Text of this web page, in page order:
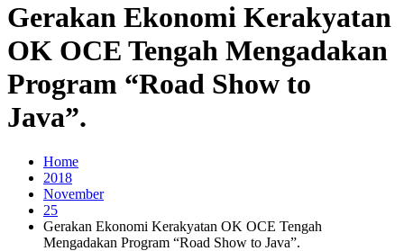
Gerakan Ekonomi Kerakyatan
OK OCE Tengah Mengadakan
Program “Road Show to
Java”.
Home
2018
November
25
Gerakan Ekonomi Kerakyatan OK OCE Tengah
Mengadakan Program “Road Show to Java”.